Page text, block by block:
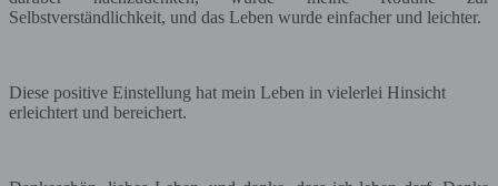
Selbstverständlichkeit, und das Leben wurde einfacher und leichter.
Diese positive Einstellung hat mein Leben in vielerlei Hinsicht
erleichtert und bereichert.